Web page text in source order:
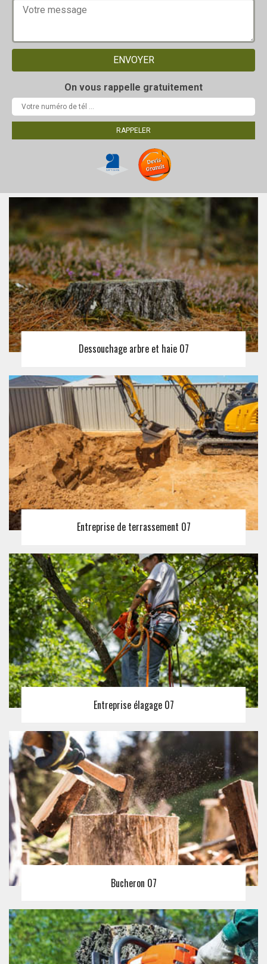
On vous rappelle gratuitement
Dessouchage arbre et haie 07
Entreprise de terrassement 07
Entreprise élagage 07
Bucheron 07